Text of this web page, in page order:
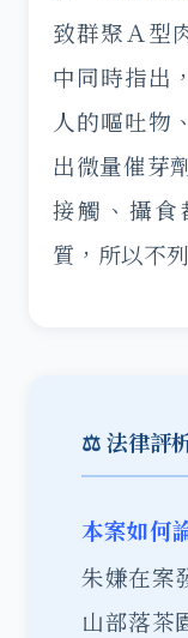
致群聚Ａ型
中同時指出
人的嘔吐物
出微量催芽
接觸、攝食
質，所以不
⚖️ 法律評
本案如何
朱嫌在案
山部落茶